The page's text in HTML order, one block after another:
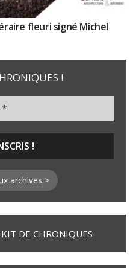
fleuri signé Michel
!
archives >
DE CHRONIQUES